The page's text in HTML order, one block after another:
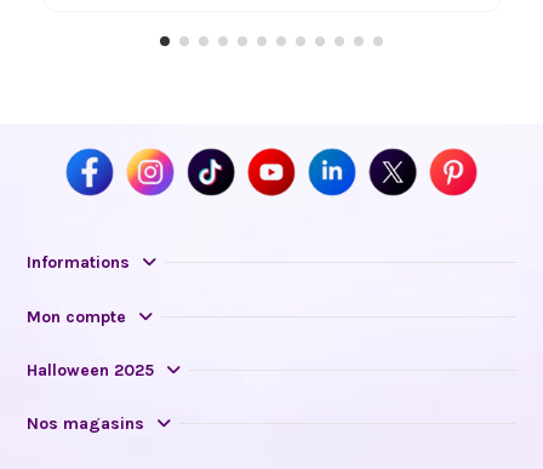
Informations
Mon compte
Halloween 2025
Nos magasins